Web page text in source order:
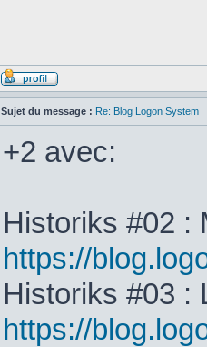
Sujet du message : Re: Blog Logon System
+2 avec:
Historiks #02 :
https://
Historiks #03 :
https://